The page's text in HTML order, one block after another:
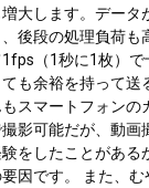
増大します。データ
、後段の処理負荷も
（1秒に1枚）で
ても余裕を持って送
もスマートフォンの
撮影可能だが、動画
をしたことがある
因です。 また、